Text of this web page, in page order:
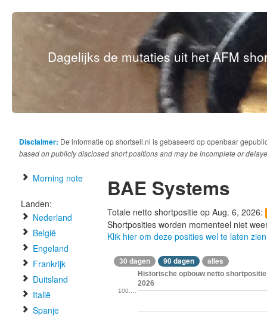
Dagelijks de mutaties uit het AFM
Disclaimer: De informatie op shortsell.nl is gebaseerd op openbaar
based on publicly disclosed short positions and may be incomplete or
Morning note
Landen:
Nederland
België
Engeland
Frankrijk
Duitsland
Italië
Spanje
BAE Systems
Totale netto shortpositie op Aug. 6, 2026:
Shortposities worden momenteel niet
Klik hier om deze posities wel te laten zien
30 dagen 90 dagen alles
Historische opbouw netto
2026
100.…